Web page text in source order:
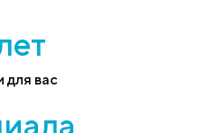
для вас